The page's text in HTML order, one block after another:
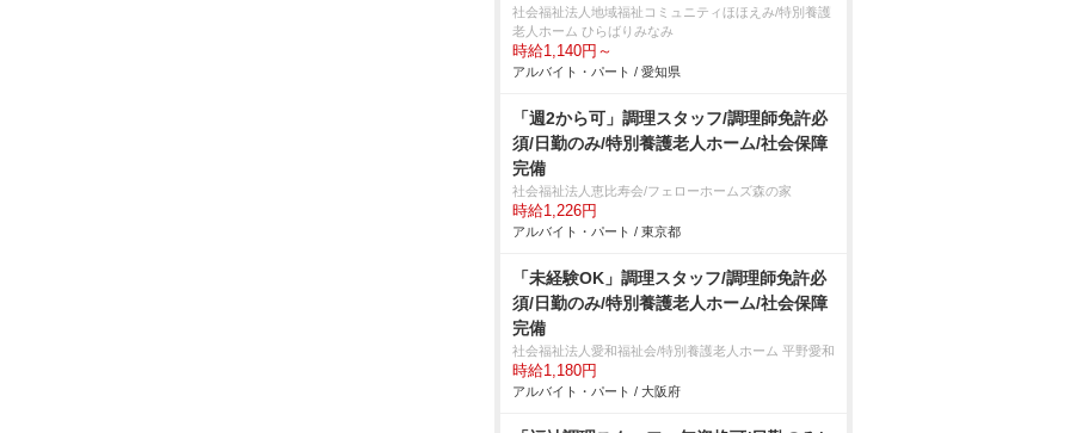
社会福祉法人地域福祉コミュニティほほえみ/特別養護
老人ホーム ひらばりみなみ
時給1,140円～
アルバイト・パート / 愛知県
「週2から可」調理スタッフ/調理師免許必
須/日勤のみ/特別養護老人ホーム/社会保障
完備
社会福祉法人恵比寿会/フェローホームズ森の家
時給1,226円
アルバイト・パート / 東京都
「未経験OK」調理スタッフ/調理師免許必
須/日勤のみ/特別養護老人ホーム/社会保障
完備
社会福祉法人愛和福祉会/特別養護老人ホーム 平野愛和
時給1,180円
アルバイト・パート / 大阪府